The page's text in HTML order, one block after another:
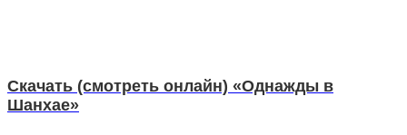
Скачать (смотреть онлайн) «Однажды в
Шанхае»